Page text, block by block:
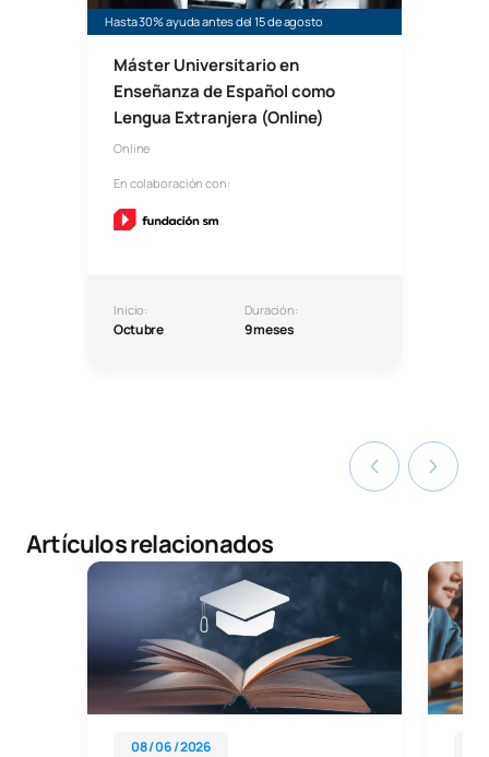
Hasta 30% ayuda antes del 15 de agosto
Máster Universitario en
Enseñanza de Español como
Lengua Extranjera (Online)
Online
En colaboración con:
Inicio:
Octubre
Duración:
9 meses
Artículos relacionados
08 / 06 / 2026